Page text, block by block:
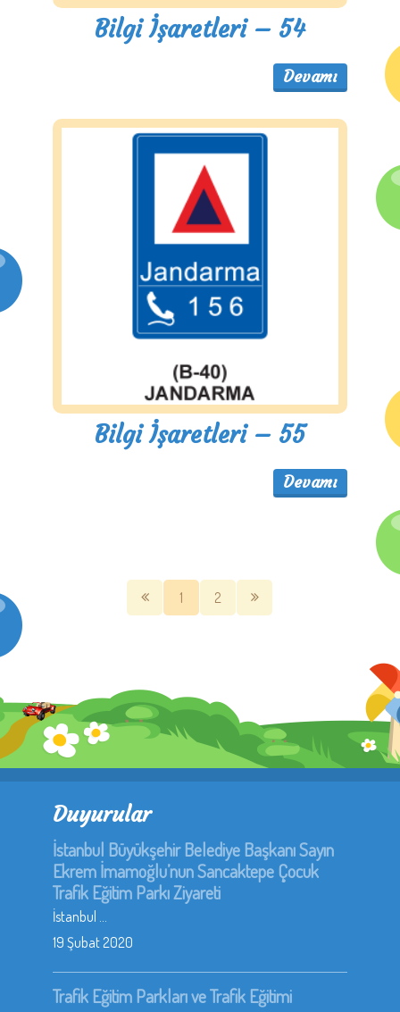
Bilgi İşaretleri – 54
Devamı
Bilgi İşaretleri – 55
Devamı
1 2
Duyurular
İstanbul Büyükşehir Belediye Başkanı Sayın
Ekrem İmamoğlu’nun Sancaktepe Çocuk
Trafik Eğitim Parkı Ziyareti
İstanbul ...
19 Şubat 2020
Trafik Eğitim Parkları ve Trafik Eğitimi